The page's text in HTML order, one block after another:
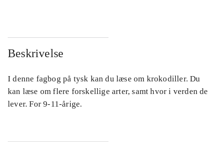
Beskrivelse
I denne fagbog på tysk kan du læse om krokodiller. Du
kan læse om flere forskellige arter, samt hvor i verden de
lever. For 9-11-årige.